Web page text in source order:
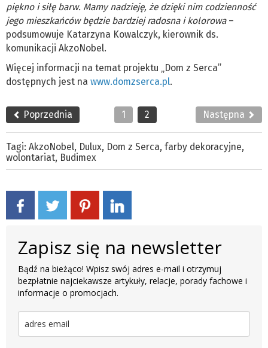
piękno i siłę barw. Mamy nadzieję, że dzięki nim codzienność
jego mieszkańców będzie bardziej radosna i kolorowa–
podsumowuje Katarzyna Kowalczyk, kierownik ds.
komunikacji AkzoNobel.
Więcej informacji na temat projektu „Dom z Serca”
dostępnych jest na www.domzserca.pl.
Poprzednia 1 2 Następna
Tagi: AkzoNobel, Dulux, Dom z Serca, farby dekoracyjne,
wolontariat, Budimex
Zapisz się na newsletter
Bądź na bieżąco! Wpisz swój adres e-mail i otrzymuj
bezpłatnie najciekawsze artykuły, relacje, porady fachowe i
informacje o promocjach.